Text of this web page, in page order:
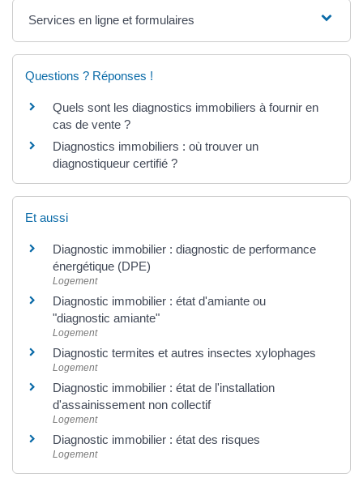
Services en ligne et formulaires
Questions ? Réponses !
Quels sont les diagnostics immobiliers à fournir en
cas de vente ?
Diagnostics immobiliers : où trouver un
diagnostiqueur certifié ?
Et aussi
Diagnostic immobilier : diagnostic de performance
énergétique (DPE)
Logement
Diagnostic immobilier : état d'amiante ou
"diagnostic amiante"
Logement
Diagnostic termites et autres insectes xylophages
Logement
Diagnostic immobilier : état de l'installation
d'assainissement non collectif
Logement
Diagnostic immobilier : état des risques
Logement